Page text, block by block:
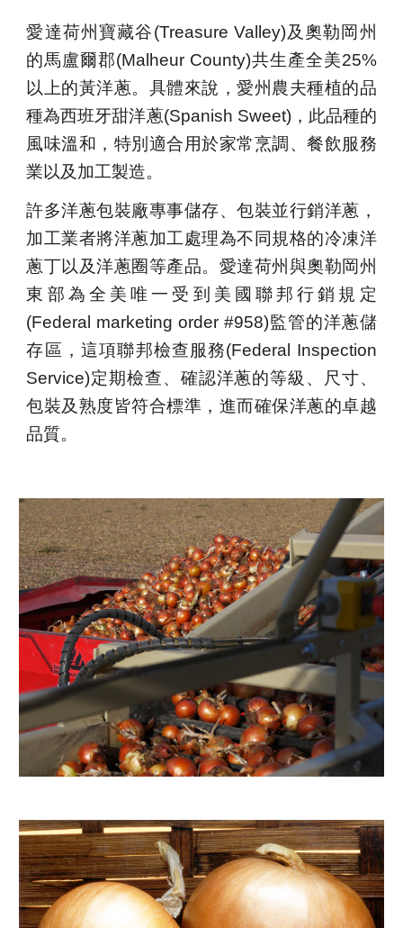
愛達荷州寶藏谷(Treasure Valley)及奧勒岡州
的馬盧爾郡(Malheur County)共生產全美25%
以上的黃洋蔥。具體來說，愛州農夫種植的品
種為西班牙甜洋蔥(Spanish Sweet)，此品種的
風味溫和，特別適合用於家常烹調、餐飲服務
業以及加工製造。
許多洋蔥包裝廠專事儲存、包裝並行銷洋蔥，
加工業者將洋蔥加工處理為不同規格的冷凍洋
蔥丁以及洋蔥圈等產品。愛達荷州與奧勒岡州
東部為全美唯一受到美國聯邦行銷規定
(Federal marketing order #958)監管的洋蔥儲
存區，這項聯邦檢查服務(Federal Inspection
Service)定期檢查、確認洋蔥的等級、尺寸、
包裝及熟度皆符合標準，進而確保洋蔥的卓越
品質。